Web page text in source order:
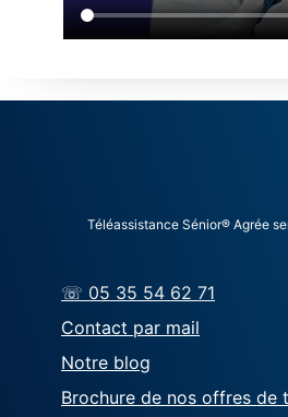
Téléassistance Sénior® Agrée
☏ 05 35 54 62 71
Contact par mail
Notre blog
Brochure de nos offres de